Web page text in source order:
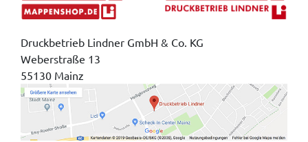
Druckbetrieb Lindner GmbH & Co. KG
Weberstraße 13
55130 Mainz